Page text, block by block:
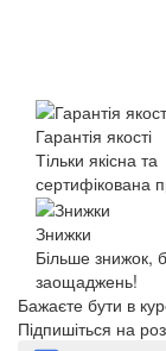
Гарантія якості
Тільки якісна та
сертифікована
Знижки
Більше знижок,
заощаджень!
Бажаєте бути в
Підпишіться на